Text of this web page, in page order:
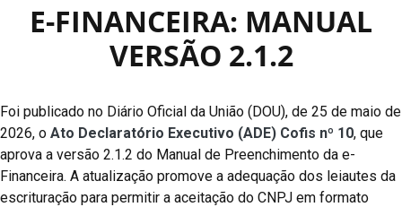
E-FINANCEIRA: MANUAL
VERSÃO 2.1.2
Foi publicado no Diário Oficial da União (DOU), de 25 de maio de
2026, o Ato Declaratório Executivo (ADE) Cofis nº 10, que
aprova a versão 2.1.2 do Manual de Preenchimento da e-
Financeira. A atualização promove a adequação dos leiautes da
escrituração para permitir a aceitação do CNPJ em formato